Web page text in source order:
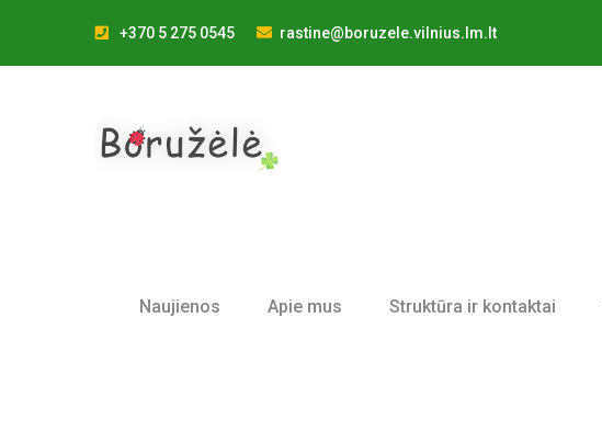
+370 5 275 0545 rastine@boruzele.vilnius.lm.lt
Naujienos Apie mus Struktūra ir kontaktai